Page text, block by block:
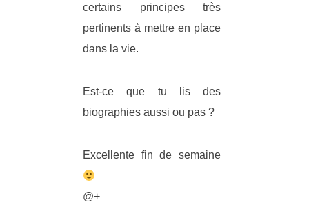
certains principes très
pertinents à mettre en place
dans la vie.
Est-ce que tu lis des
biographies aussi ou pas ?
Excellente fin de semaine
@+